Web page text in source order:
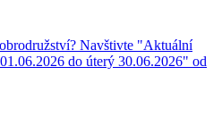
Navštivte "Aktuální
do úterý 30.06.2026" od